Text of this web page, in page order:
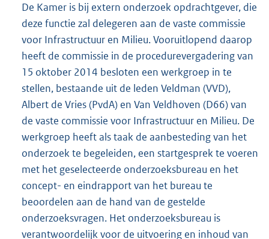
De Kamer is bij extern onderzoek opdrachtgever, die
deze functie zal delegeren aan de vaste commissie
voor Infrastructuur en Milieu. Vooruitlopend daarop
heeft de commissie in de procedurevergadering van
15 oktober 2014 besloten een werkgroep in te
stellen, bestaande uit de leden Veldman (VVD),
Albert de Vries (PvdA) en Van Veldhoven (D66) van
de vaste commissie voor Infrastructuur en Milieu. De
werkgroep heeft als taak de aanbesteding van het
onderzoek te begeleiden, een startgesprek te voeren
met het geselecteerde onderzoeksbureau en het
concept- en eindrapport van het bureau te
beoordelen aan de hand van de gestelde
onderzoeksvragen. Het onderzoeksbureau is
verantwoordelijk voor de uitvoering en inhoud van